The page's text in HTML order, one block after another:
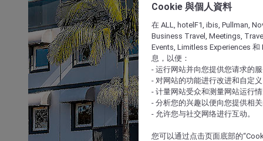
Cookie 與個人資料
在 ALL, hotelF1, ibis, Pullman,
Business Travel, Meetings,
Events, Limitless Experiences 和
息，以便：
- 运行网站并向您提供您请求的
- 对网站的功能进行改进和自定义
- 计量网站受众和测量网站运行
- 分析您的兴趣以便向您提供相
- 允许您与社交网络进行互动。
您可以通过点击页面底部的